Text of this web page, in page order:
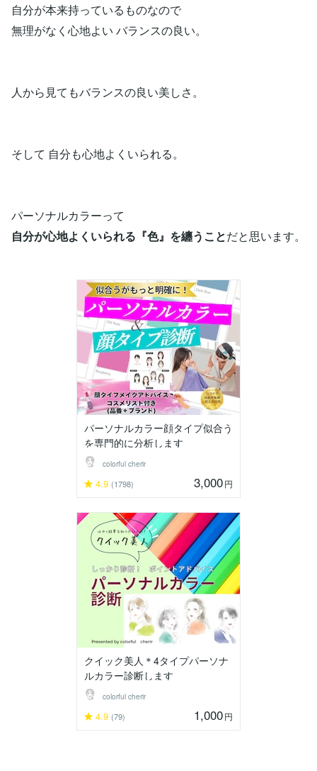
自分が本来持っているものなので
無理がなく心地よい バランスの良い。
人から見てもバランスの良い美しさ。
そして 自分も心地よくいられる。
パーソナルカラーって
自分が心地よくいられる『色』を纏うことだと思います。
パーソナルカラー顔タイプ似合う
を専門的に分析します
colorful cherir
4.9 (1798) 3,000円
クイック美人＊4タイプパーソナ
ルカラー診断します
colorful cherir
4.9 (79) 1,000円